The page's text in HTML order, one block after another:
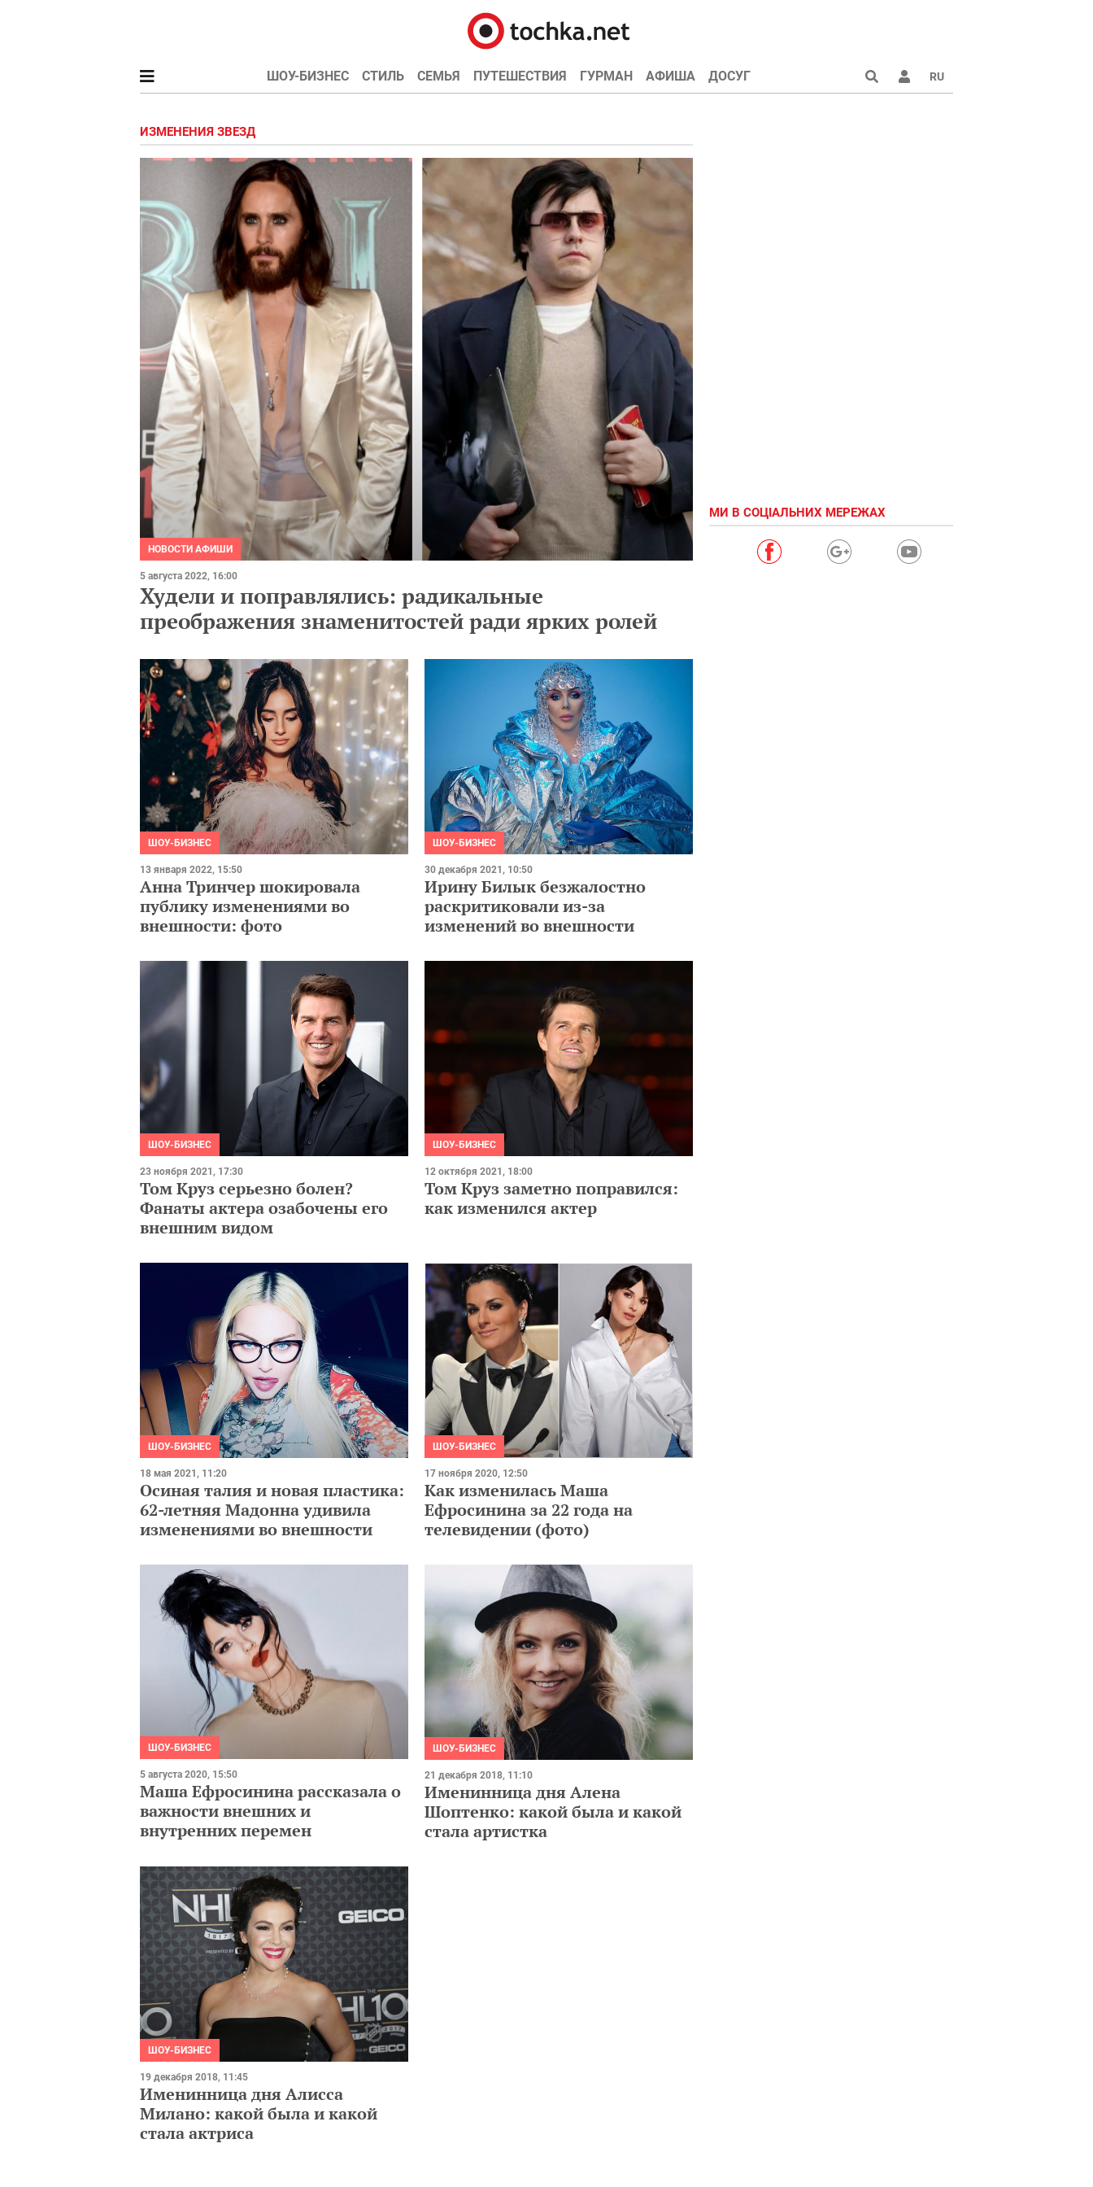
ШОУ-БИЗНЕС СТИЛЬ СЕМЬЯ ПУТЕШЕСТВИЯ ГУРМАН АФИША ДОСУГ RU
ИЗМЕНЕНИЯ ЗВЕЗД
НОВОСТИ АФИШИ
5 августа 2022, 16:00
Худели и поправлялись: радикальные
преображения знаменитостей ради ярких ролей
ШОУ-БИЗНЕС
13 января 2022, 15:50
Анна Тринчер шокировала
публику изменениями во
внешности: фото
ШОУ-БИЗНЕС
30 декабря 2021, 10:50
Ирину Билык безжалостно
раскритиковали из-за
изменений во внешности
ШОУ-БИЗНЕС
23 ноября 2021, 17:30
Том Круз серьезно болен?
Фанаты актера озабочены его
внешним видом
ШОУ-БИЗНЕС
12 октября 2021, 18:00
Том Круз заметно поправился:
как изменился актер
ШОУ-БИЗНЕС
18 мая 2021, 11:20
Осиная талия и новая пластика:
62-летняя Мадонна удивила
изменениями во внешности
ШОУ-БИЗНЕС
17 ноября 2020, 12:50
Как изменилась Маша
Ефросинина за 22 года на
телевидении (фото)
ШОУ-БИЗНЕС
5 августа 2020, 15:50
Маша Ефросинина рассказала о
важности внешних и
внутренних перемен
ШОУ-БИЗНЕС
21 декабря 2018, 11:10
Именинница дня Алена
Шоптенко: какой была и какой
стала артистка
ШОУ-БИЗНЕС
19 декабря 2018, 11:45
Именинница дня Алисса
Милано: какой была и какой
стала актриса
МИ В СОЦІАЛЬНИХ МЕРЕЖАХ